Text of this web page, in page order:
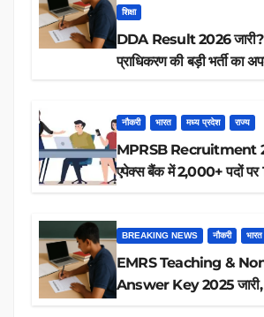
शिक्षा
DDA Result 2026 जारी?
प्राधिकरण की बड़ी भर्ती का
नौकरी भारत मध्य प्रदेश राज्य
MPRSB Recruitment
एपेक्स बैंक में 2,000+ पदों
BREAKING NEWS नौकरी भारत
EMRS Teaching &
Answer Key 2025